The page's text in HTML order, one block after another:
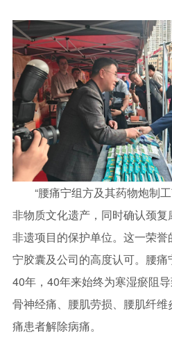
“腰痛宁组方及其药物炮制
非物质文化遗产，同时确认颈
非遗项目的保护单位。这一荣
宁胶囊及公司的高度认可。腰
40年，40年来始终为寒湿瘀阻
骨神经痛、腰肌劳损、腰肌纤
痛患者解除病痛。